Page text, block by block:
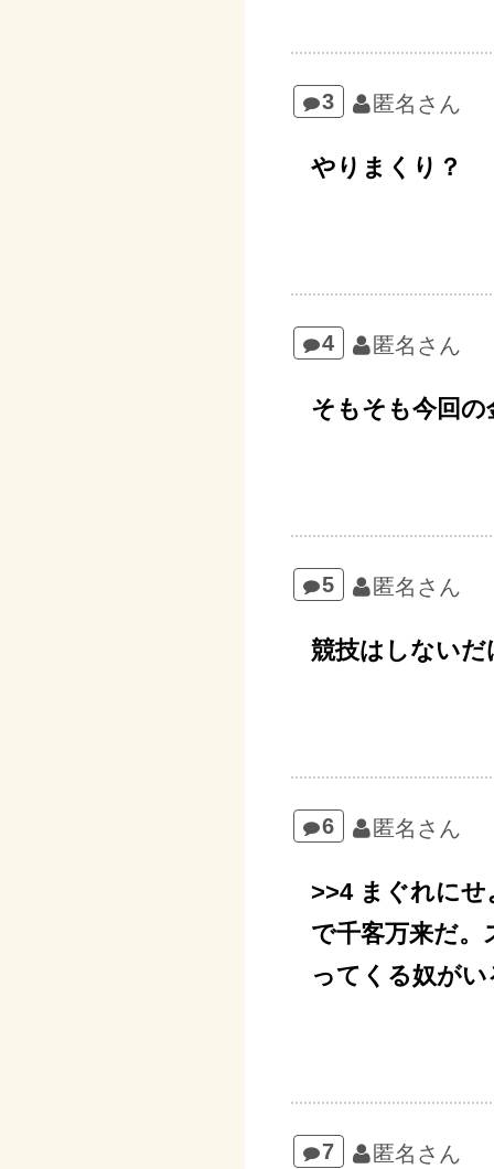
3 匿名さん
やりまくり？
4 匿名さん
そもそも今回
5 匿名さん
競技はしない
6 匿名さん
>>4 まぐれに
で千客万来だ
ってくる奴が
7 匿名さん